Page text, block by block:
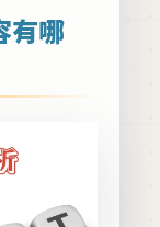
有哪